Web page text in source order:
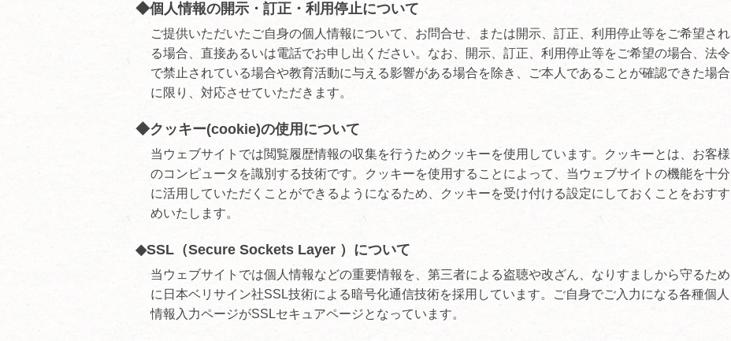
◆個人情報の開示・訂正・利用停止について
ご提供いただいたご自身の個人情報について、お問合せ、または開示、訂正、利用停止等をご希望され
る場合、直接あるいは電話でお申し出ください。なお、開示、訂正、利用停止等をご希望の場合、法令
で禁止されている場合や教育活動に与える影響がある場合を除き、ご本人であることが確認できた場合
に限り、対応させていただきます。
◆クッキー(cookie)の使用について
当ウェブサイトでは閲覧履歴情報の収集を行うためクッキーを使用しています。クッキーとは、お客様
のコンピュータを識別する技術です。クッキーを使用することによって、当ウェブサイトの機能を十分
に活用していただくことができるようになるため、クッキーを受け付ける設定にしておくことをおすす
めいたします。
◆SSL（Secure Sockets Layer ）について
当ウェブサイトでは個人情報などの重要情報を、第三者による盗聴や改ざん、なりすましから守るため
に日本ベリサイン社SSL技術による暗号化通信技術を採用しています。ご自身でご入力になる各種個人
情報入力ページがSSLセキュアページとなっています。